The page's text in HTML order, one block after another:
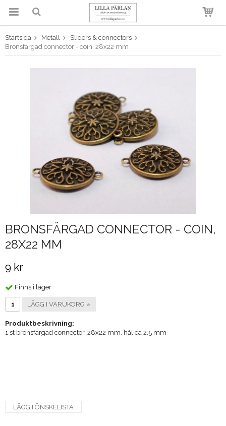
Produkten har blivit tillagd i
varukorgen
Startsida Metall
Sliders & connectors
Bronsfärgad connector - coin, 28x22 mm
BRONSFÄRGAD CONNECTOR - COIN,
28X22 MM
9 kr
Finns i lager
LÄGG I VARUKORG »
Produktbeskrivning:
1 st bronsfärgad connector, 28x22 mm, hål ca 2,5 mm
LÄGG I ÖNSKELISTA